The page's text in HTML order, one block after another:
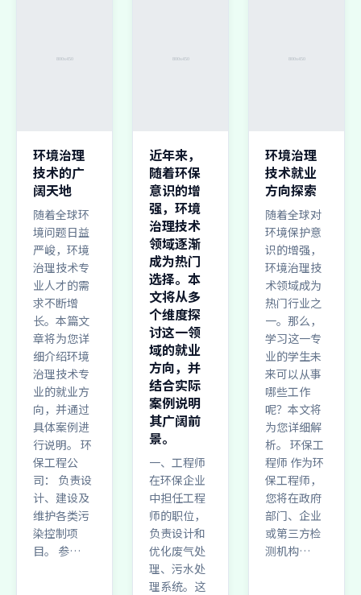
环境治理
技术的广
阔天地
随着全球环
境问题日益
严峻，环境
治理技术专
业人才的需
求不断增
长。本篇文
章将为您详
细介绍环境
治理技术专
业的就业方
向，并通过
具体案例进
行说明。 环
保工程公
司： 负责设
计、建设及
维护各类污
染控制项
目。 参…
近年来，
随着环保
意识的增
强，环境
治理技术
领域逐渐
成为热门
选择。本
文将从多
个维度探
讨这一领
域的就业
方向，并
结合实际
案例说明
其广阔前
景。
一、工程师
在环保企业
中担任工程
师的职位，
负责设计和
优化废气处
理、污水处
理系统。这
环境治理
技术就业
方向探索
随着全球对
环境保护意
识的增强，
环境治理技
术领域成为
热门行业之
一。那么，
学习这一专
业的学生未
来可以从事
哪些工作
呢？本文将
为您详细解
析。 环保工
程师 作为环
保工程师，
您将在政府
部门、企业
或第三方检
测机构…